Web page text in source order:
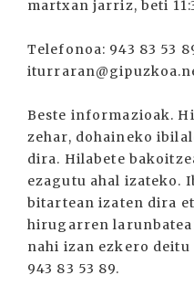
martxan jarriz, beti
Telefonoa: 943 83 53
Beste informazioak.
zehar, dohaineko
dira. Hilabete
ezagutu ahal izateko.
bitartean izaten dira
hirugarren
nahi izan ezkero
943 83 53 89.